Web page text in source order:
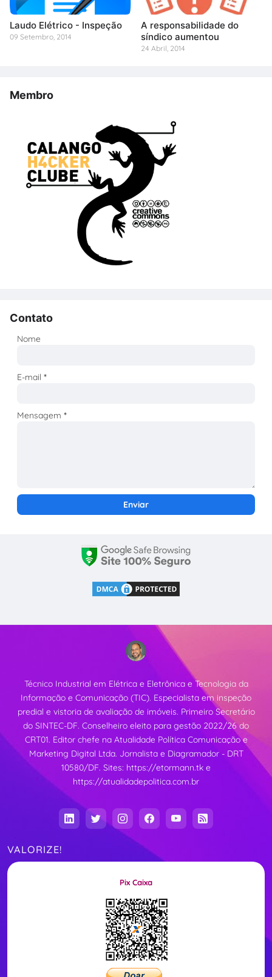
Laudo Elétrico - Inspeção
09 Setembro, 2014
A responsabilidade do
síndico aumentou
24 Abril, 2014
Membro
Contato
Nome
E-mail*
Mensagem*
Técnico Industrial em Elétrica e Eletrônica e Tecnologia da
Informação e Comunicação (TIC). Especialista em inspeção
predial e vistoria de avaliação de imóveis. Primeiro Secretário
do SINTEC-DF. Conselheiro eleito para gestão 2022/26 do
CRT01. Editor chefe na Atualidade Política Comunicação e
Marketing Digital Ltda. Jornalista e Diagramador - DRT
10580/DF. Sites: https://etormann.tk e
https://atualidadepolitica.com.br
VALORIZE!
Pix Caixa